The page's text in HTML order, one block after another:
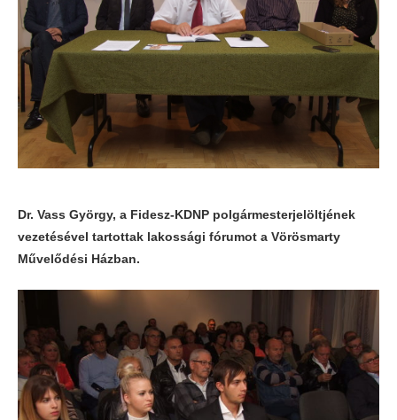
Dr. Vass György, a Fidesz-KDNP polgármesterjelöltjének
vezetésével tartottak lakossági fórumot a Vörösmarty
Művelődési Házban.